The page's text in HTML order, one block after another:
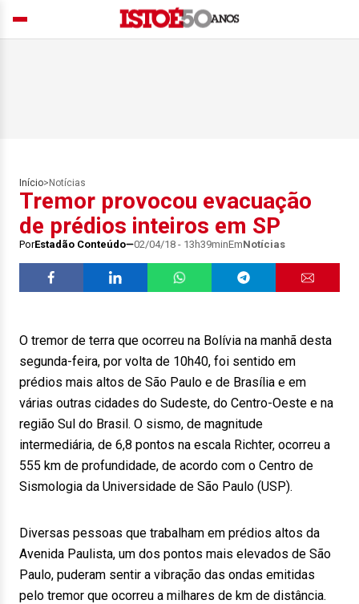
Início> Notícias
Tremor provocou evacuação
de prédios inteiros em SP
PorEstadão Conteúdo 02/04/18 - 13h39minEmNotícias
O tremor de terra que ocorreu na Bolívia na manhã desta
segunda-feira, por volta de 10h40, foi sentido em
prédios mais altos de São Paulo e de Brasília e em
várias outras cidades do Sudeste, do Centro-Oeste e na
região Sul do Brasil. O sismo, de magnitude
intermediária, de 6,8 pontos na escala Richter, ocorreu a
555 km de profundidade, de acordo com o Centro de
Sismologia da Universidade de São Paulo (USP).
Diversas pessoas que trabalham em prédios altos da
Avenida Paulista, um dos pontos mais elevados de São
Paulo, puderam sentir a vibração das ondas emitidas
pelo tremor que ocorreu a milhares de km de distância.